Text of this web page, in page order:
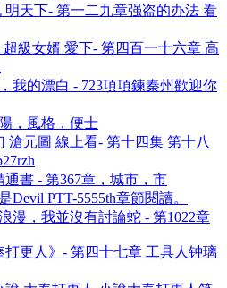
明天下- 第一二九章强盗的办法 看
級女婿 愛下- 第四百一十六章 高
我的漂白 - 723項項鍊秦州歡迎你
，風格，便士
滄元圖 線上看- 第十四集 第十八
書 - 第367章，城市，市
Devil PTT-5555th章節閱讀。
漫，我並沒有討論蛇 - 第1022章
打更人》- 第四十七章 工具人钟璃